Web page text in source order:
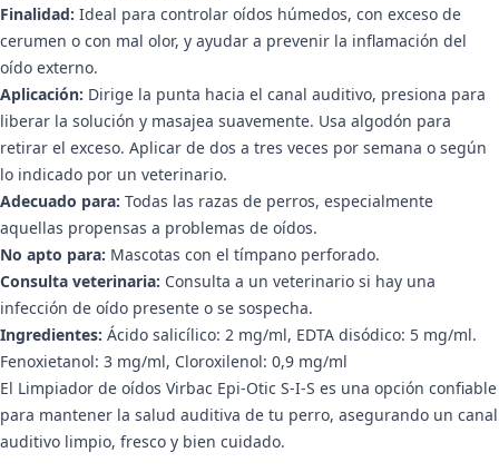
Finalidad: Ideal para controlar oídos húmedos, con exceso de
cerumen o con mal olor, y ayudar a prevenir la inflamación del
oído externo.
Aplicación: Dirige la punta hacia el canal auditivo, presiona para
liberar la solución y masajea suavemente. Usa algodón para
retirar el exceso. Aplicar de dos a tres veces por semana o según
lo indicado por un veterinario.
Adecuado para: Todas las razas de perros, especialmente
aquellas propensas a problemas de oídos.
No apto para: Mascotas con el tímpano perforado.
Consulta veterinaria: Consulta a un veterinario si hay una
infección de oído presente o se sospecha.
Ingredientes: Ácido salicílico: 2 mg/ml, EDTA disódico: 5 mg/ml.
Fenoxietanol: 3 mg/ml, Cloroxilenol: 0,9 mg/ml
El Limpiador de oídos Virbac Epi-Otic S-I-S es una opción confiable
para mantener la salud auditiva de tu perro, asegurando un canal
auditivo limpio, fresco y bien cuidado.